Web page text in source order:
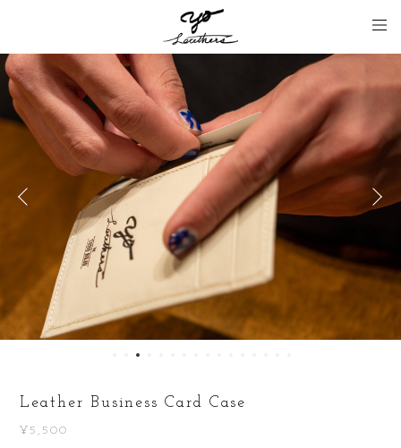
Leather Business Card Case
¥5,500